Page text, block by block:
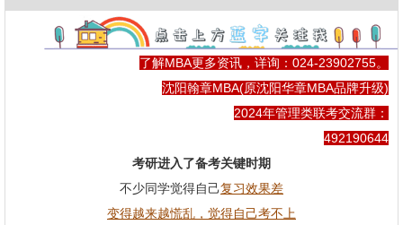
了解MBA更多资讯，详询：024-23902755。
沈阳翰章MBA(原沈阳华章MBA品牌升级)
2024年管理类联考交流群：
492190644
考研进入了备考关键时期
不少同学觉得自己复习效果差
变得越来越慌乱，觉得自己考不上